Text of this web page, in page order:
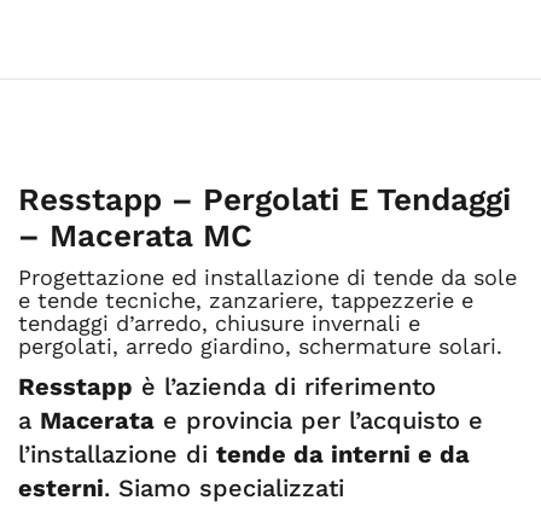
Resstapp – Pergolati E Tendaggi
– Macerata MC
Progettazione ed installazione di tende da sole
e tende tecniche, zanzariere, tappezzerie e
tendaggi d’arredo, chiusure invernali e
pergolati, arredo giardino, schermature solari.
Resstapp è l’azienda di riferimento
a Macerata e provincia per l’acquisto e
l’installazione di tende da interni e da
esterni. Siamo specializzati